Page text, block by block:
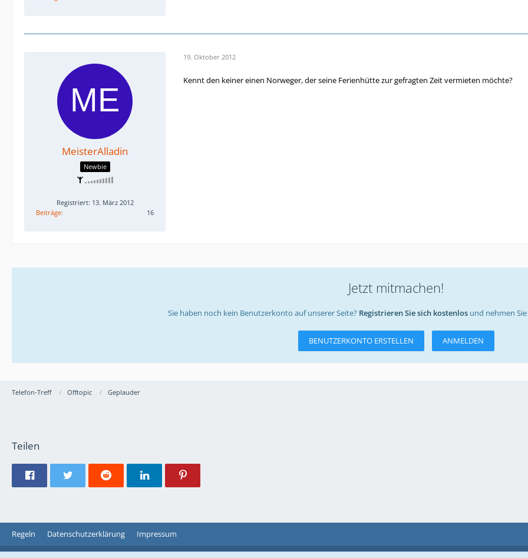
Telefon-Treff Offtopic Geplauder
MeisterAlladin
Newbie
Registriert: 13. März 2012
Beiträge
16
19. Oktober 2012
Kennt den keiner einen Norweger, der seine Ferienhütte zur gefragten Zeit vermieten möchte?
Jetzt mitmachen!
Sie haben noch kein Benutzerkonto auf unserer Seite? Registrieren Sie sich kostenlos und nehmen
BENUTZERKONTO ERSTELLEN ANMELDEN
Teilen
Regeln Datenschutzerklärung Impressum